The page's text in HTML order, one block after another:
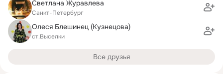
Светлана Журавлева
Санкт-Петербург
Олеся Блешинец (Кузнецова)
ст.Выселки
Все друзья